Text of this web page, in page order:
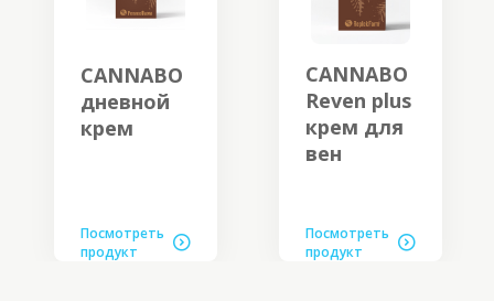
CANNABO
дневной
крем
Посмотреть
продукт
CANNABO
Reven plus
крем для
вен
Посмотреть
продукт